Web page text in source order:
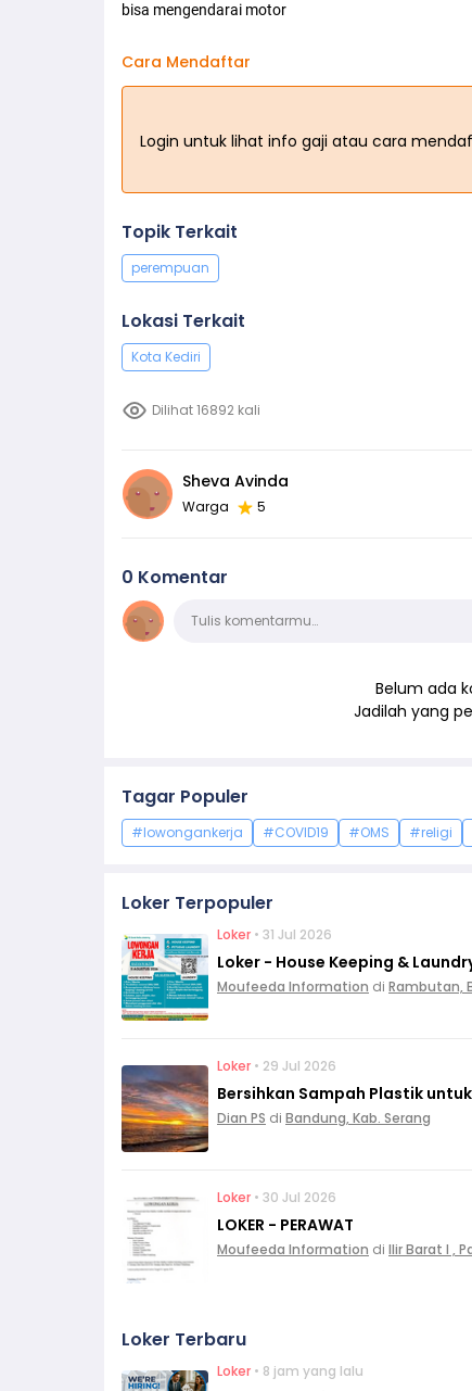
bisa mengendarai motor
Cara Mendaftar
Login untuk lihat info gaji atau cara
Topik Terkait
perempuan
Lokasi Terkait
Kota Kediri
Dilihat 16892 kali
Sheva Avinda
Warga 5
0 Komentar
KomentarTulis komentarmu…
Belum ada
Jadilah yang
Tagar Populer
#lowongankerja #COVID19 #OMS #religi
Loker Terpopuler
Loker • 31 Jul 2026
Loker - House Keeping &
Moufeeda Information di Rambutan,
Loker • 29 Jul 2026
Bersihkan Sampah Plastik
Dian PS di Bandung, Kab. Serang
Loker • 30 Jul 2026
LOKER - PERAWAT
Moufeeda Information di Ilir Barat I ,
Loker Terbaru
Loker • 8 jam yang lalu